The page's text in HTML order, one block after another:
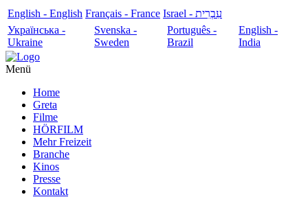
English - English Français - France
עִבְרִית - Israel
Українська -
Ukraine
Svenska -
Sweden
Português -
Brazil
English -
India
Menü
Home
Greta
Filme
HÖRFILM
Mehr Freizeit
Branche
Kinos
Presse
Kontakt